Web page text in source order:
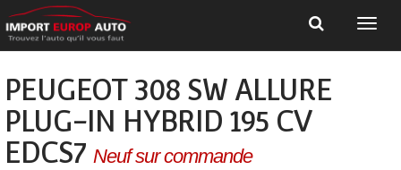
PEUGEOT 308 SW ALLURE
PLUG-IN HYBRID 195 CV
EDCS7 Neuf sur commande